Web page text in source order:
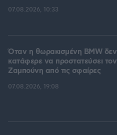
07.08.2026, 10:33
Όταν η θωρακισμένη BMW δεν
κατάφερε να προστατεύσει τον
Ζαμπούνη από τις σφαίρες
07.08.2026, 19:08